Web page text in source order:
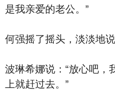
是我亲爱的老公。”
何强摇了摇头，淡淡地
波琳希娜说：“放心吧，
上就赶过去。”